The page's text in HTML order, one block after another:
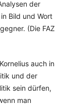
der
Bild und Wort
(Die FAZ
auch in
und der
sein dürfen,
man